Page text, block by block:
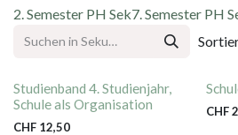
2. Semester PH Sek7. Semester PH
Studienband 4. Studienjahr,
Schule als Organisation
CHF 12,50
CHF